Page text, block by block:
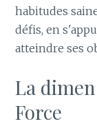
habitudes
défis, en
atteindre ses
La
Force